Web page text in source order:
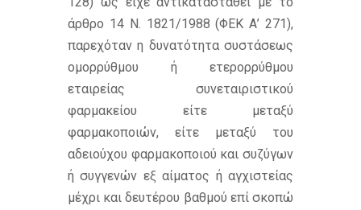
άρθρο 14 Ν. 1821/1988 (ΦΕΚ Α’ 271),
παρεχόταν η δυνατότητα συστάσεως
ομορρύθμου ή ετερορρύθμου
εταιρείας συνεταιριστικού
φαρμακείου είτε μεταξύ
φαρμακοποιών, είτε μεταξύ του
αδειούχου φαρμακοποιού και συζύγων
ή συγγενών εξ αίματος ή αγχιστείας
μέχρι και δευτέρου βαθμού επί σκοπώ